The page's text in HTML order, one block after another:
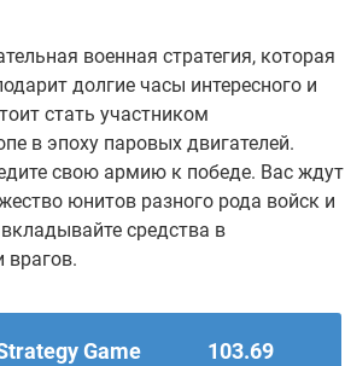
военная стратегия, которая
долгие часы интересного и
стать участником
в эпоху паровых двигателей.
свою армию к победе. Вас ждут
юнитов разного рода войск и
средства в
врагов.
Game
103.69